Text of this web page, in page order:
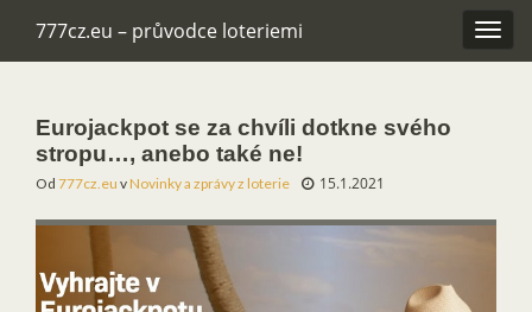
777cz.eu – průvodce loteriemi
Eurojackpot se za chvíli dotkne svého
stropu…, anebo také ne!
Od 777cz.eu vNovinky a zprávy z loterie 15.1.2021